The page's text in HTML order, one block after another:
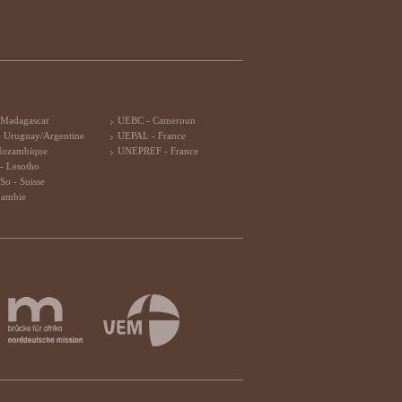
Uruguay/Argentine
Lesotho
- Suisse
UEBC - Cameroun
UEPAL - France
UNEPREF - France